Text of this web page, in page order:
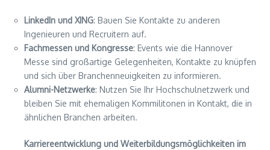
LinkedIn und XING: Bauen Sie Kontakte zu anderen
Ingenieuren und Recruitern auf.
Fachmessen und Kongresse: Events wie die Hannover
Messe sind großartige Gelegenheiten, Kontakte zu knüpfen
und sich über Branchenneuigkeiten zu informieren.
Alumni-Netzwerke: Nutzen Sie Ihr Hochschulnetzwerk und
bleiben Sie mit ehemaligen Kommilitonen in Kontakt, die in
ähnlichen Branchen arbeiten.
Karriereentwicklung und Weiterbildungsmöglichkeiten im